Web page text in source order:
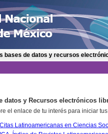
bases de datos y recursos
datos y Recursos electrónicos
el enlace de tu interés para iniciar